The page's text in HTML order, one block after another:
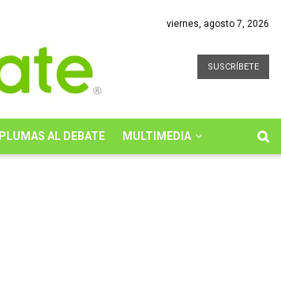
viernes, agosto 7, 2026
SUSCRÍBETE
PLUMAS AL DEBATE MULTIMEDIA